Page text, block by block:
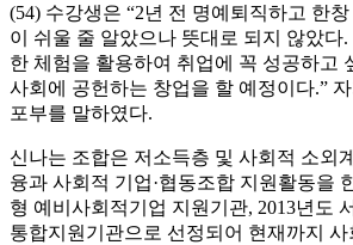
(54) 수강생은 “2년 전 명예퇴직하고 한
이 쉬울 줄 알았으나 뜻대로 되지 않았다
한 체험을 활용하여 취업에 꼭 성공하고
사회에 공헌하는 창업을 할 예정이다.”
포부를 말하였다.
신나는 조합은 저소득층 및 사회적 소외
융과 사회적 기업·협동조합 지원활동을
형 예비사회적기업 지원기관, 2013년도
통합지원기관으로 선정되어 현재까지